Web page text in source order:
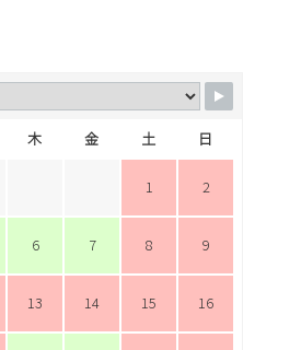
木 金 土 日
1 2
6 7 8 9
13 14 15 16